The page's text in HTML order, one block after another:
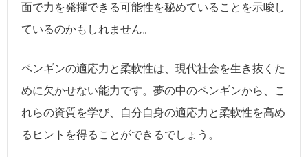
面で力を発揮できる可能性を秘めていることを示唆し
ているのかもしれません。
ペンギンの適応力と柔軟性は、現代社会を生き抜くた
めに欠かせない能力です。夢の中のペンギンから、こ
れらの資質を学び、自分自身の適応力と柔軟性を高め
るヒントを得ることができるでしょう。